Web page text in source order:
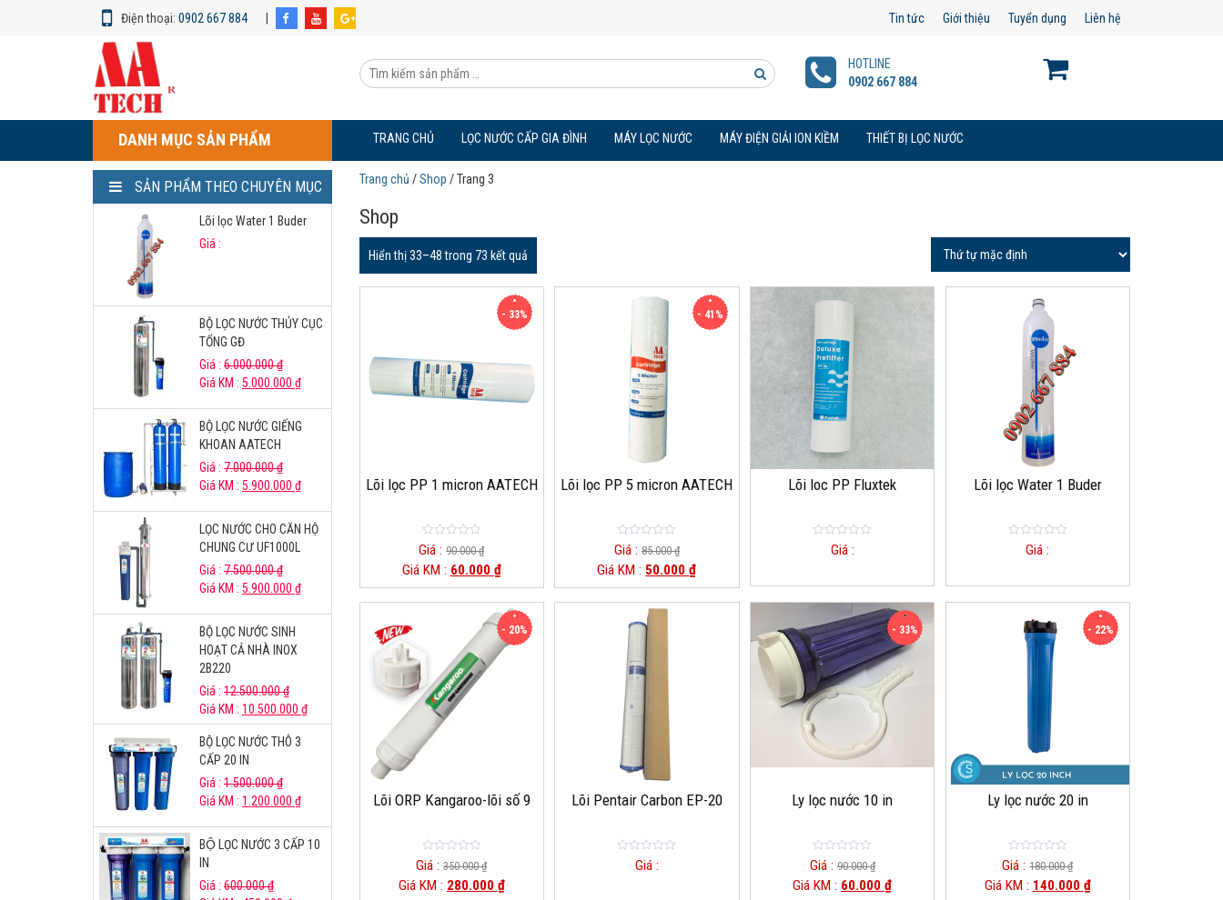
Điện thoại: 0902 667 884 Tin tức Giới thiệu Tuyển dụng Liên hệ
Lõi
lọc
PP
1
micron
AATECH
Tìm
kiếm
phẩm:
kiếm
sản
HOTLINE
0902 667 884
DANH MỤC SẢN PHẨM TRANG CHỦ LỌC NƯỚC CẤP GIA ĐÌNH MÁY LỌC NƯỚC MÁY ĐIỆN GIẢI ION KIỀM THIẾT BỊ LỌC NƯỚC
Trang chủ /Shop / Trang 3
Shop
Hiển thị 33–48 trong 73 kết quả
- 33%
Lõi lọc PP 1 micron AATECH
0
o
u
t
o
f
Giá :90.000₫
Giá KM : 60.000 ₫
- 41%
Lõi lọc PP 5 micron AATECH
0
o
u
t
o
f
Giá : 85.000₫
Giá KM :50.000₫
Lõi loc PP Fluxtek
o
f
Giá :
Lõi lọc Water 1 Buder
o
f
Giá :
- 20%
Lõi ORP Kangaroo-lõi số 9
0
o
u
t
Giá :350.000₫
Giá KM : 280.000 ₫
Lõi Pentair Carbon EP-20
Giá :
- 33%
Ly lọc nước 10 in
0
o
u
t
Giá :90.000₫
Giá KM : 60.000₫
- 22%
Ly lọc nước 20 in
0
o
u
t
Giá :180.000₫
Giá KM : 140.000 ₫
SẢN PHẨM THEO CHUYÊN MỤC
Lõi lọc Water 1 Buder
Giá :
BỘ LỌC NƯỚC THỦY CỤC
TỔNG GĐ
Giá : 6.000.000₫
Giá KM : 5.000.000 ₫
BỘ LỌC NƯỚC GIẾNG
KHOAN AATECH
Giá : 7.000.000₫
Giá KM : 5.900.000 ₫
LỌC NƯỚC CHO CĂN HỘ
CHUNG CƯ UF1000L
Giá : 7.500.000₫
Giá KM : 5.900.000 ₫
BỘ LỌC NƯỚC SINH
HOẠT CẢ NHÀ INOX
2B220
Giá : 12.500.000₫
Giá KM : 10.500.000 ₫
BỘ LỌC NƯỚC THÔ 3
CẤP 20 IN
Giá : 1.500.000₫
Giá KM : 1.200.000 ₫
BỘ LỌC NƯỚC 3 CẤP 10
IN
Giá : 600.000₫